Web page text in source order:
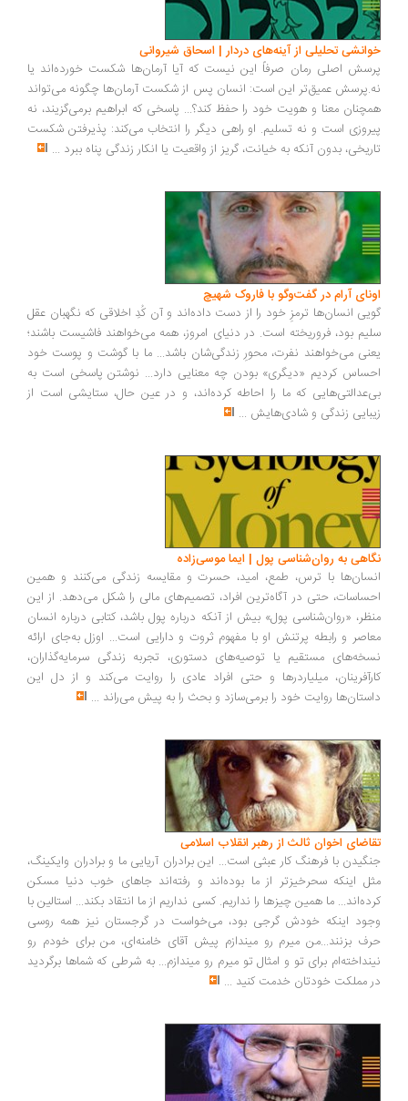
تحلیلی از آینه‌های دردار | اسحاق شیروانی
اصلی رمان صرفاً این نیست که آیا آرمان‌ها شکست خورده‌اند یا
عمیق‌تر این است: انسان پس از شکست آرمان‌ها چگونه می‌تواند
معنا و هویت خود را حفظ کند؟... پاسخی که ابراهیم برمی‌گزیند، نه
است و نه تسلیم. او راهی دیگر را انتخاب می‌کند: پذیرفتن شکست
بدون آنکه به خیانت، گریز از واقعیت یا انکار زندگی پناه ببرد...
آرام در گفت‌وگو با فاروک شهیچ‭
انسان‌ها ترمزِ خود را از دست داده‌اند و آن کُدِ اخلاقی که نگهبان عقل
بود، فروریخته است. در دنیای امروز، همه می‌خواهند فاشیست باشند؛
می‌خواهند نفرت، محورِ زندگی‌شان باشد... ما با گوشت و پوست خود
کردیم «دیگری» بودن چه معنایی دارد... نوشتن پاسخی است به
که ما را احاطه کرده‌اند، و در عین حال، ستایشی است از
زندگی و شادی‌هایش...
به روان‌شناسی پول | ایما موسی‌زاده
با ترس، طمع، امید، حسرت و مقایسه زندگی می‌کنند و همین
حتی در آگاه‌ترین افراد، تصمیم‌های مالی را شکل می‌دهد. از این
«روان‌شناسی پول» بیش از آنکه درباره پول باشد، کتابی درباره انسان
و رابطه پرتنش او با مفهوم ثروت و دارایی است... اوزل به‌جای ارائه
مستقیم یا توصیه‌های دستوری، تجربه زندگی سرمایه‌گذاران،
میلیاردرها و حتی افراد عادی را روایت می‌کند و از دل این
روایت خود را برمی‌سازد و بحث را به پیش می‌راند ...
اخوان ثالث از رهبر انقلاب اسلامی
با فرهنگ کار عبثی است... این برادران آریایی ما و برادران وایکینگ،
اینکه سحرخیزتر از ما بوده‌اند و رفته‌اند جاهای خوب دنیا مسکن
ما همین چیزها را نداریم. کسی نداریم از ما انتقاد بکند... استالین با
اینکه خودش گرجی بود، می‌خواست در گرجستان نیز همه روسی
بزنند...من میرم رو میندازم پیش آقای خامنه‌ای، من برای خودم رو
برای تو و امثال تو میرم رو میندازم... به شرطی که شماها برگردید
مملکت خودتان خدمت کنید...